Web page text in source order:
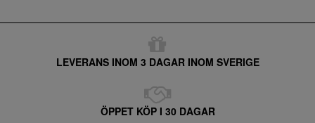
LEVERANS INOM 3 DAGAR INOM SVERIGE
ÖPPET KÖP I 30 DAGAR